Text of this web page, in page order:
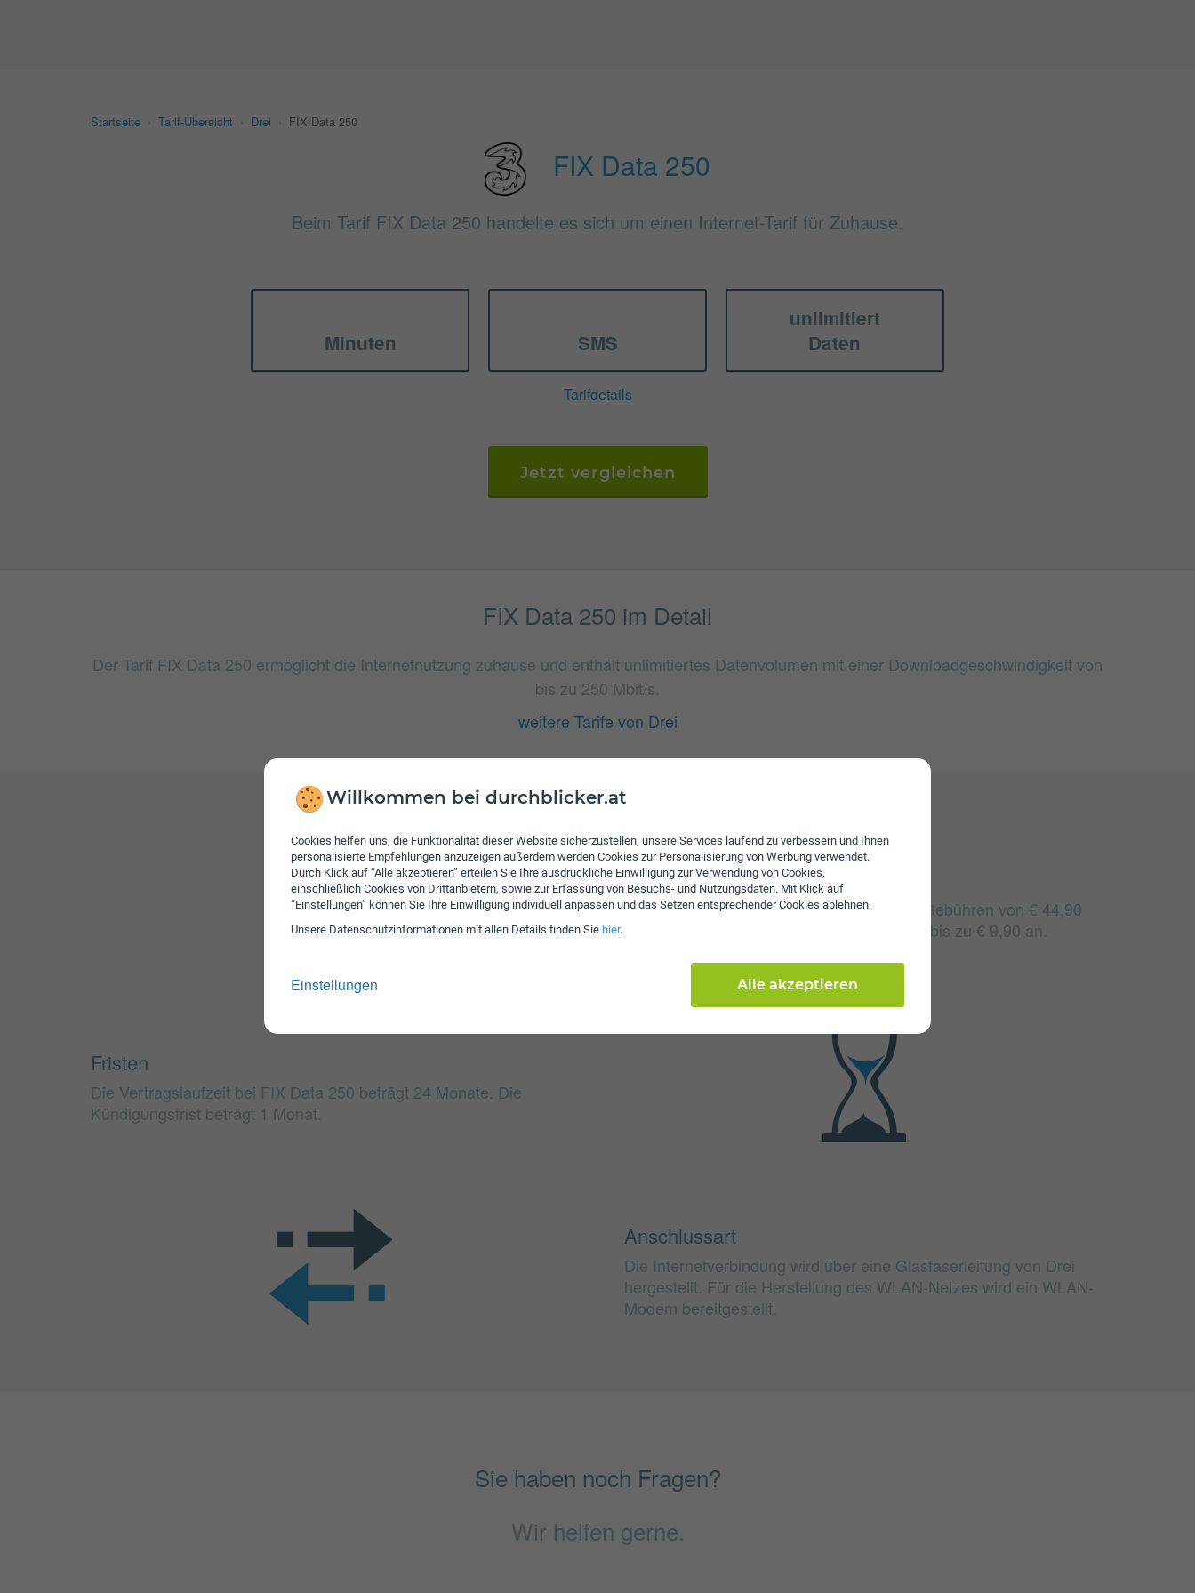
Willkommen bei durchblicker.at
Cookies helfen uns, die Funktionalität dieser Website sicherzustellen, unsere Services laufend zu verbessern und Ihnen
personalisierte Empfehlungen anzuzeigen außerdem werden Cookies zur Personalisierung von Werbung verwendet.
Durch Klick auf “Alle akzeptieren” erteilen Sie Ihre ausdrückliche Einwilligung zur Verwendung von Cookies,
einschließlich Cookies von Drittanbietern, sowie zur Erfassung von Besuchs- und Nutzungsdaten. Mit Klick auf
“Einstellungen” können Sie Ihre Einwilligung individuell anpassen und das Setzen entsprechender Cookies ablehnen.
Unsere Daten­schutz­informationen mit allen Details finden Sie hier.
Einstellungen Alle akzeptieren
Startseite Tarif-Übersicht Drei FIX Data 250
FIX Data 250
Beim Tarif FIX Data 250 handelte es sich um einen Internet-Tarif für Zuhause.
Minuten SMS
unlimitiert
Daten
Tarifdetails
Jetzt vergleichen
FIX Data 250 im Detail
Der Tarif FIX Data 250 ermöglicht die Internetnutzung zuhause und enthält unlimitiertes Datenvolumen mit einer Downloadgeschwindigkeit von
bis zu 250 Mbit/s.
weitere Tarife von Drei
Gebühren
Beim Tarif FIX Data 250 fallen monatliche Gebühren von € 44,90
an. Weiters fallen einmalige Gebühren von bis zu € 9,90 an.
Fristen
Die Vertragslaufzeit bei FIX Data 250 beträgt 24 Monate. Die
Kündigungsfrist beträgt 1 Monat.
Anschlussart
Die Internetverbindung wird über eine Glasfaserleitung von Drei
hergestellt. Für die Herstellung des WLAN-Netzes wird ein WLAN-
Modem bereitgestellt.
Sie haben noch Fragen?
Wir helfen gerne.